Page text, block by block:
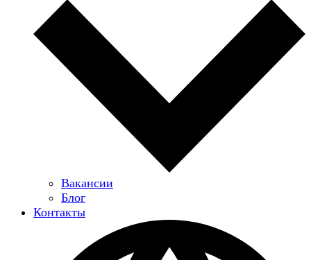
Вакансии
Блог
Контакты